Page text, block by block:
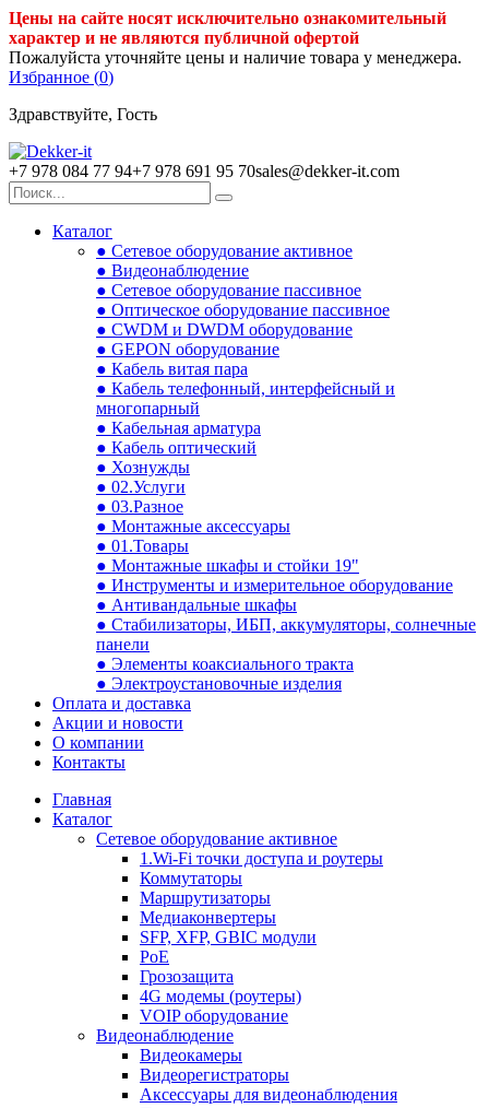
Цены на сайте носят исключительно ознакомительный
характер и не являются публичной офертой
Пожалуйста уточняйте цены и наличие товара у менеджера.
Избранное (0)
Здравствуйте, Гость
+7 978 084 77 94+7 978 691 95 70sales@dekker-it.com
Каталог
● Сетевое оборудование активное
● Видеонаблюдение
● Сетевое оборудование пассивное
● Оптическое оборудование пассивное
● CWDM и DWDM оборудование
● GEPON оборудование
● Кабель витая пара
● Кабель телефонный, интерфейсный и
многопарный
● Кабельная арматура
● Кабель оптический
● Хознужды
● 02.Услуги
● 03.Разное
● Монтажные аксессуары
● 01.Товары
● Монтажные шкафы и стойки 19"
● Инструменты и измерительное оборудование
● Антивандальные шкафы
● Стабилизаторы, ИБП, аккумуляторы, солнечные
панели
● Элементы коаксиального тракта
● Электроустановочные изделия
Оплата и доставка
Акции и новости
О компании
Контакты
Главная
Каталог
Сетевое оборудование активное
1.Wi-Fi точки доступа и роутеры
Коммутаторы
Маршрутизаторы
Медиаконвертеры
SFP, XFP, GBIC модули
PoE
Грозозащита
4G модемы (роутеры)
VOIP оборудование
Видеонаблюдение
Видеокамеры
Видеорегистраторы
Аксессуары для видеонаблюдения